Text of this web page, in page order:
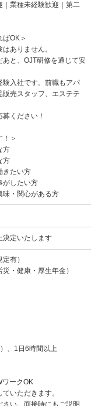
業種未経験歓迎｜第二
ばOK＞
ありません。
と、OJT研修を通じて安
験入社です。前職もアパ
売スタッフ、エステテ
ください！
！＞
方
方
きたい方
がしたい方
味・関心がある方
定いたします
有）
・健康・厚生年金）
、1日6時間以上
ワークOK
いただきます。